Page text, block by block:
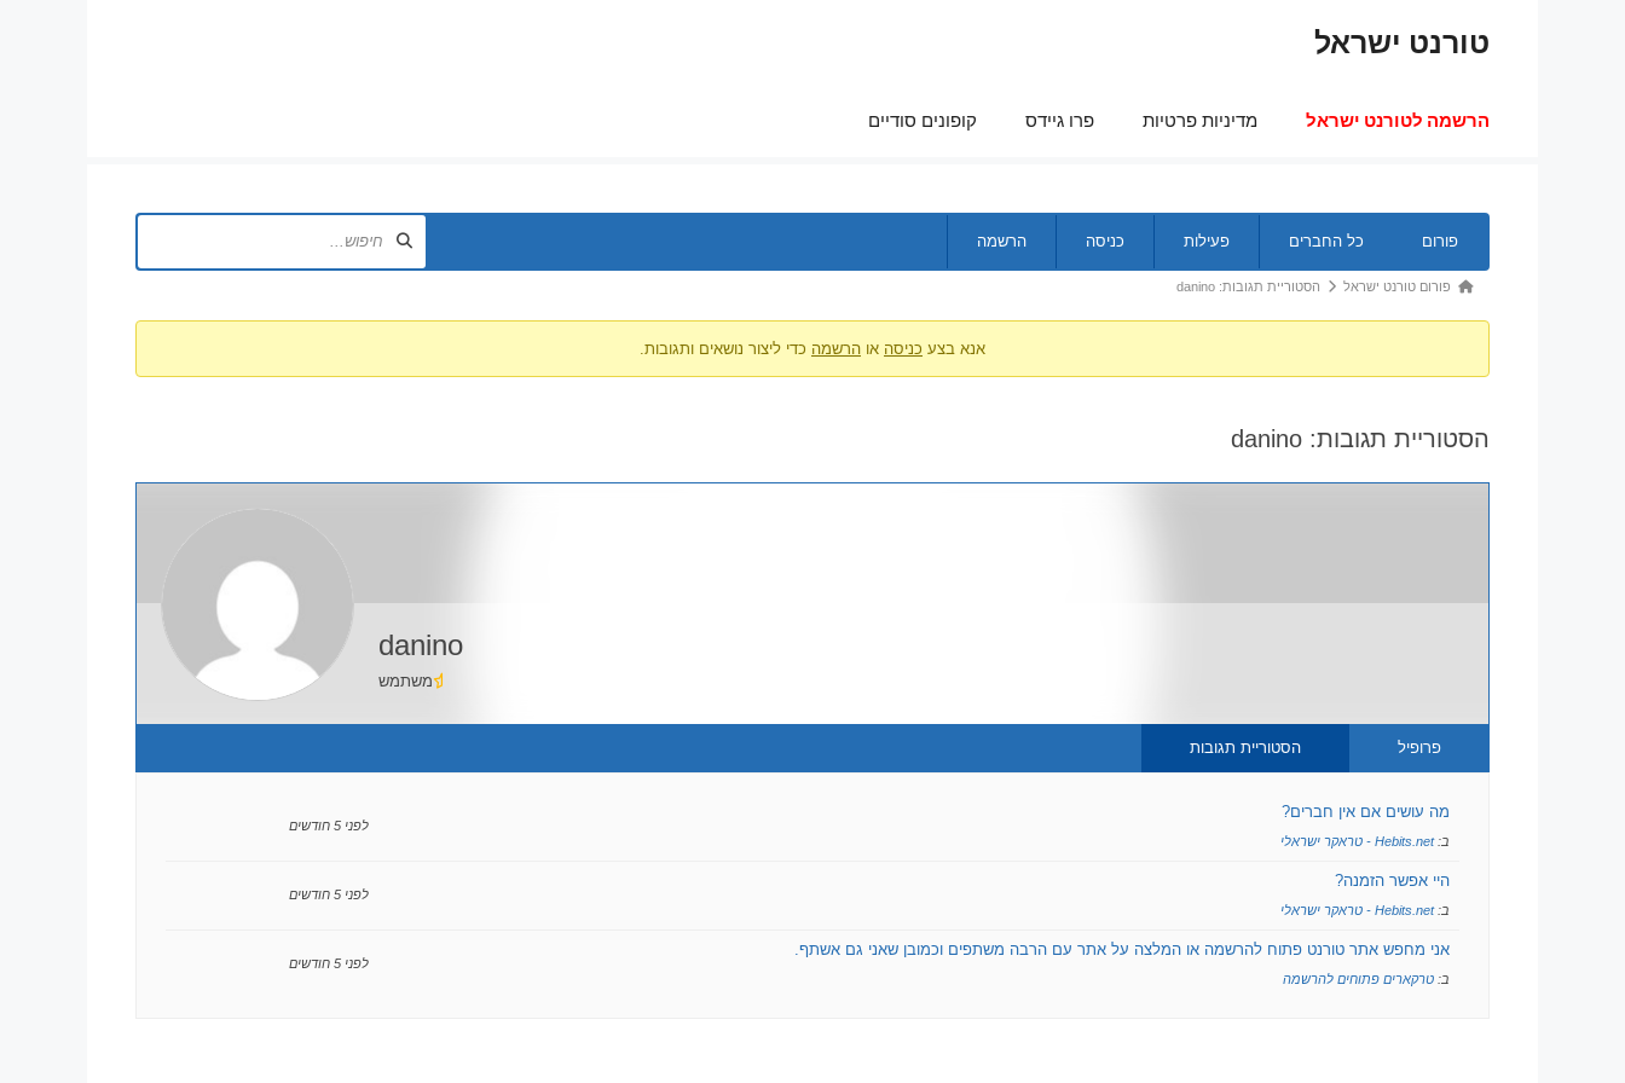
טורנט ישראל
הרשמה לטורנט ישראל מדיניות פרטיות פרו גיידס קופונים סודיים
בפורום
פורום כל החברים פעילות כניסה הרשמה
נתיב
אתה
פורום טורנט ישראל הסטוריית תגובות: danino
אנא בצע כניסה או הרשמה כדי ליצור נושאים ותגובות.
הסטוריית תגובות: danino
danino
משתמש
פרופיל הסטוריית תגובות
מה עושים אם אין חברים?
ב:Hebits.net - טראקר ישראלי
לפני 5 חודשים
היי אפשר הזמנה?
ב:Hebits.net - טראקר ישראלי
לפני 5 חודשים
אני מחפש אתר טורנט פתוח להרשמה או המלצה על אתר עם הרבה משתפים וכמובן שאני גם אשתף.
ב: טרקארים פתוחים להרשמה
לפני 5 חודשים